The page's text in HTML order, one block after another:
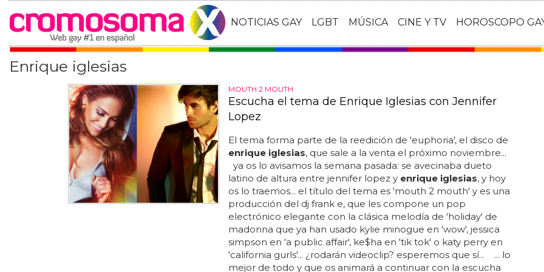
NOTICIAS GAY LGBT MÚSICA CINE Y TV HOROSCOPO
Enrique iglesias
MOUTH 2 MOUTH
Escucha el tema de Enrique Iglesias con Jennifer
Lopez
El tema forma parte de la reedición de 'euphoria', el disco de
enrique iglesias, que sale a la venta el próximo noviembre...
ya os lo avisamos la semana pasada: se avecinaba dueto
latino de altura entre jennifer lopez y enrique iglesias, y hoy
os lo traemos... el título del tema es 'mouth 2 mouth' y es una
producción del dj frank e, que les compone un pop
electrónico elegante con la clásica melodía de 'holiday' de
madonna que ya han usado kylie minogue en 'wow', jessica
simpson en 'a public affair', ke$ha en 'tik tok' o katy perry en
'california gurls'... ¿rodarán videoclip? esperemos que sí... ... lo
mejor de todo y que os animará a continuar con la escucha